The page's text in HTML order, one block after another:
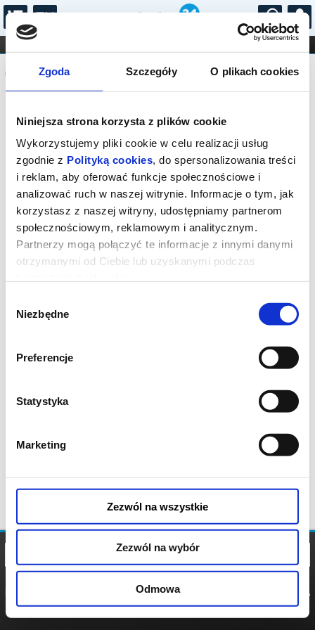
Zgoda Szczegóły O plikach cookies
Niniejsza strona korzysta z plików cookie
Wykorzystujemy pliki cookie w celu realizacji usług
zgodnie z Polityką cookies, do spersonalizowania treści
i reklam, aby oferować funkcje społecznościowe i
analizować ruch w naszej witrynie. Informacje o tym, jak
korzystasz z naszej witryny, udostępniamy partnerom
społecznościowym, reklamowym i analitycznym.
Partnerzy mogą połączyć te informacje z innymi danymi
otrzymanymi od Ciebie lub uzyskanymi podczas
zgody
Niezbędne
Preferencje
Statystyka
Marketing
Zezwól na wszystkie
Zezwól na wybór
Odmowa
...
FILHARMONIA OPERA I BALET
STAND-UP
DLA DZIECI
Komunikat
Sprzedaż biletów on-line na wydarzenie
została zakończona.
POLITYKA
POLITYKA